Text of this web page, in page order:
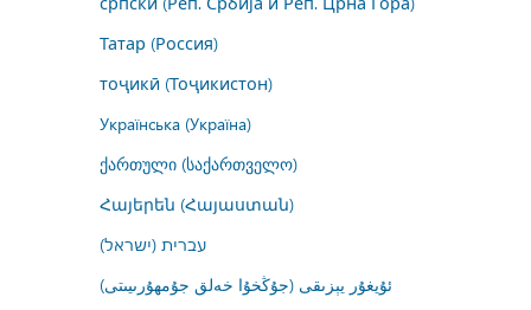
Татар (Россия)
тоҷикӣ (Тоҷикистон)
Українська (Україна)
ქართული (საქართველო)
Հայերեն (Հայաստան)
עברית (ישראל)
ئۇيغۇر يېزىقى (جۇڭخۇا خەلق جۇمھۇرىيىتى)